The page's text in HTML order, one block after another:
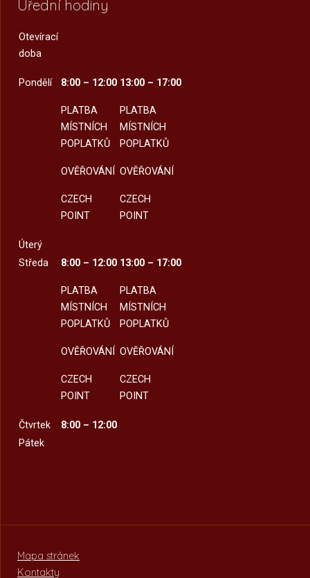
Úřední hodiny
Otevírací
doba
Pondělí 8:00 – 12:00
PLATBA
MÍSTNÍCH
POPLATKŮ
OVĚŘOVÁNÍ
CZECH
POINT
13:00 – 17:00
PLATBA
MÍSTNÍCH
POPLATKŮ
OVĚŘOVÁNÍ
CZECH
POINT
Úterý
Středa
8:00 – 12:00
PLATBA
MÍSTNÍCH
POPLATKŮ
OVĚŘOVÁNÍ
CZECH
POINT
13:00 – 17:00
PLATBA
MÍSTNÍCH
POPLATKŮ
OVĚŘOVÁNÍ
CZECH
POINT
Čtvrtek
8:00 – 12:00
Pátek
Mapa stránek
Kontakty